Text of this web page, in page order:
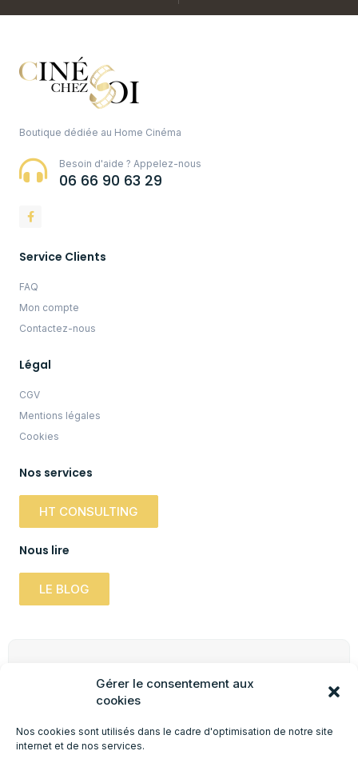
Gérer le consentement aux
cookies
Nos cookies sont utilisés dans le cadre d'optimisation de notre site
internet et de nos services.
Boutique dédiée au Home Cinéma
Besoin d'aide ? Appelez-nous
06 66 90 63 29
Service Clients
FAQ
Mon compte
Contactez-nous
Légal
CGV
Mentions légales
Cookies
Nos services
HT CONSULTING
Nous lire
LE BLOG
Newsletter
Inscrivez-vous à notre newsletter pour obtenir
des informations pratiques, mises à jour &